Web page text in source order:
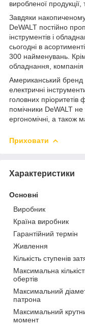
виробленої продукції,
Завдяки
DeWALT постійно
інструментів і
сьогодні в
300 найменувань.
обладнання, компанія
Американський бренд
електричні
головних
помічники DeWALT не
ергономічні, а також
Приховати
Характеристики
Основні
Виробник
Країна виробник
Гарантійний термін
Живлення
Кількість ступенів
Максимальна
обертів
Максимальний
патрона
Максимальний
момент